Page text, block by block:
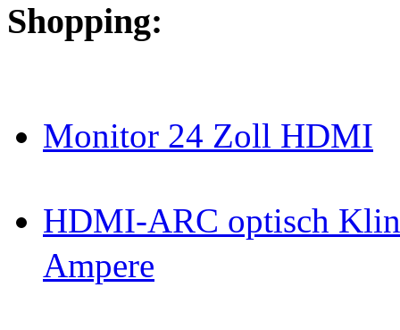
Shopping:
Monitor 24 Zoll HDMI
HDMI-ARC optisch
Ampere